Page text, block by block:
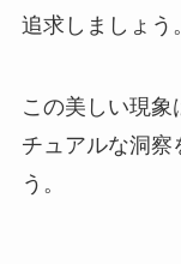
追求しましょう。
この美しい現象
チュアルな洞察
う。